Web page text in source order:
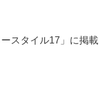
スタイル17」に掲載